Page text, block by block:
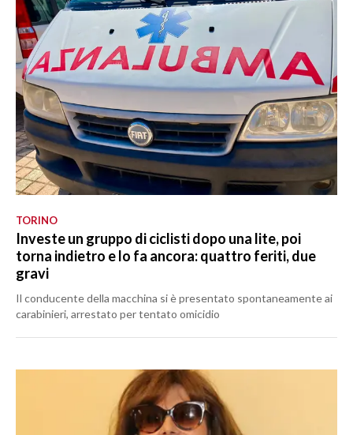
TORINO
Investe un gruppo di ciclisti dopo una lite, poi
torna indietro e lo fa ancora: quattro feriti, due
gravi
Il conducente della macchina si è presentato spontaneamente ai
carabinieri, arrestato per tentato omicidio